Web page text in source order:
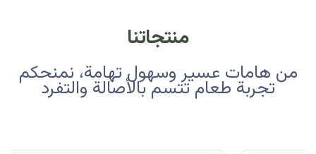
منتجاتنا
من هامات عسير وسهول تهامة، نمنحكم
تجربة طعام تتسم بالأصالة والتفرد